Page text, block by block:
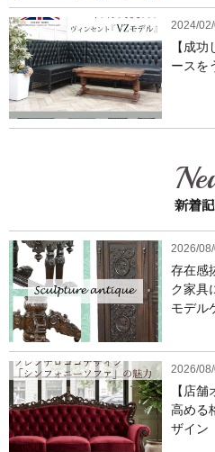
2024/
【成
ースを
新着
2026/
存在感
ク家具
モデル
2026/
【店
高める
ザイン